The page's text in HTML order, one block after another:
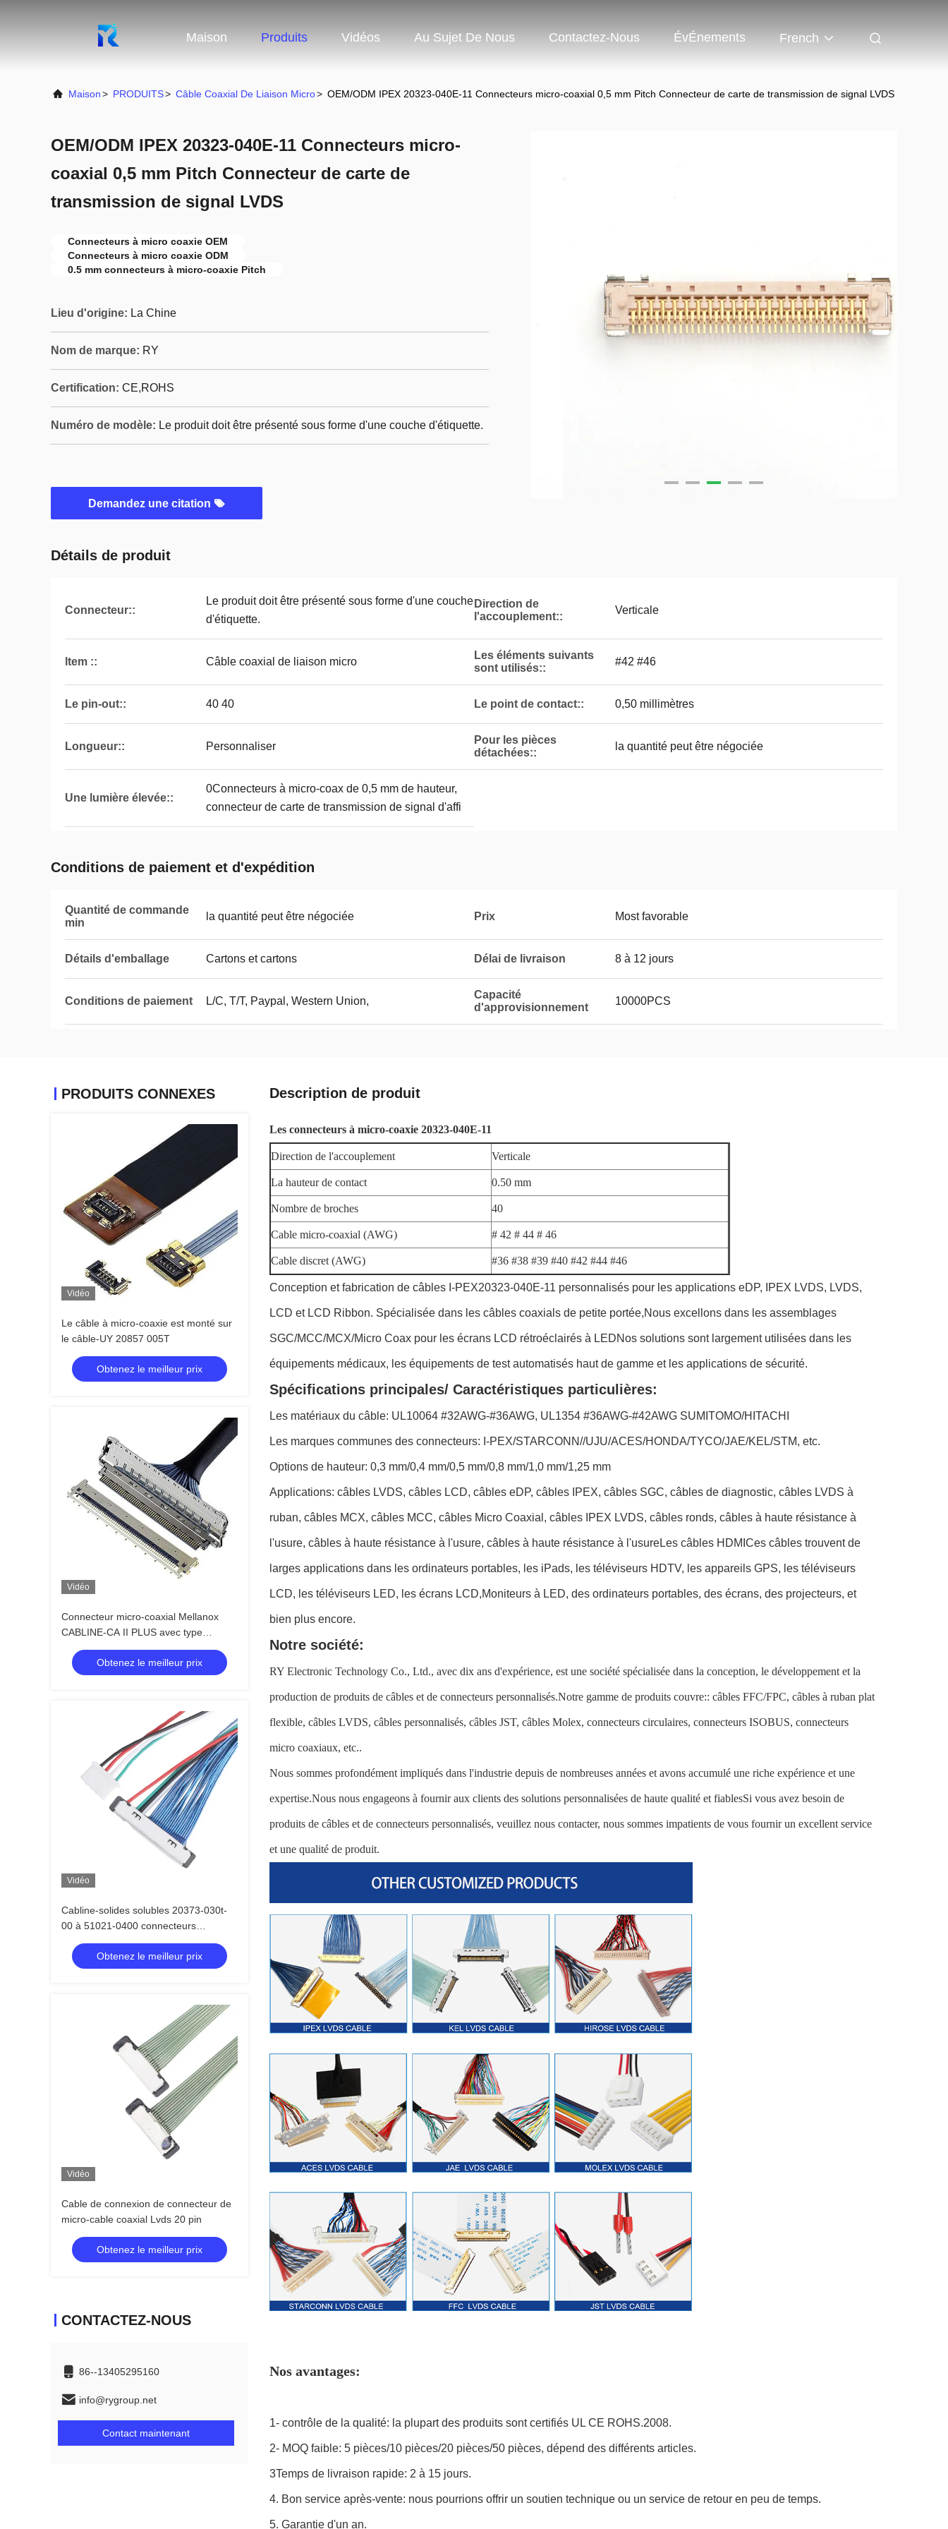
Maison Produits Vidéos Au Sujet De Nous Contactez-Nous ÉvÉnements French
Maison> PRODUITS> Câble Coaxial De Liaison Micro> OEM/ODM IPEX 20323-040E-11 Connecteurs micro-coaxial 0,5 mm Pitch Connecteur de carte de transmission de signal LVDS
OEM/ODM IPEX 20323-040E-11 Connecteurs micro-
coaxial 0,5 mm Pitch Connecteur de carte de
transmission de signal LVDS
Connecteurs à micro coaxie OEM
Connecteurs à micro coaxie ODM
0.5 mm connecteurs à micro-coaxie Pitch
Lieu d'origine: La Chine
Nom de marque: RY
Certification: CE,ROHS
Numéro de modèle: Le produit doit être présenté sous forme d'une couche d'étiquette.
Demandez une citation
Détails de produit
Connecteur::
Le produit doit être présenté sous forme d'une couche
d'étiquette.
Direction de
l'accouplement::
Verticale
ltem :: Câble coaxial de liaison micro
Les éléments suivants
sont utilisés::
#42 #46
Le pin-out:: 40 40 Le point de contact:: 0,50 millimètres
Longueur:: Personnaliser
Pour les pièces
détachées::
la quantité peut être négociée
Une lumière élevée::
0Connecteurs à micro-coax de 0,5 mm de hauteur,
connecteur de carte de transmission de signal d'affi
Conditions de paiement et d'expédition
Quantité de commande
min
la quantité peut être négociée Prix Most favorable
Détails d'emballage Cartons et cartons Délai de livraison 8 à 12 jours
Conditions de paiement L/C, T/T, Paypal, Western Union,
Capacité
d'approvisionnement
10000PCS
PRODUITS CONNEXES
Vidéo
Le câble à micro-coaxie est monté sur
le câble-UY 20857 005T
Obtenez le meilleur prix
Vidéo
Connecteur micro-coaxial Mellanox
CABLINE-CA II PLUS avec type
d'accouplement horizontal, hauteur de
contact de 0,4 mm, 20680 20788
20789 20790
Obtenez le meilleur prix
Vidéo
Cabline-solides solubles 20373-030t-
00 à 51021-0400 connecteurs
coaxiaux micro de logement
d'AssembléeObtenez le meilleur prix
Vidéo
Cable de connexion de connecteur de
micro-cable coaxial Lvds 20 pin
Obtenez le meilleur prix
CONTACTEZ-NOUS
86--13405295160
info@rygroup.net
Contact maintenant
Description de produit
Les connecteurs à micro-coaxie 20323-040E-11
Direction de l'accouplement Verticale
La hauteur de contact 0.50 mm
Nombre de broches 40
Cable micro-coaxial (AWG) # 42 # 44 # 46
Cable discret (AWG) #36 #38 #39 #40 #42 #44 #46
Conception et fabrication de câbles I-PEX20323-040E-11 personnalisés pour les applications eDP, IPEX LVDS, LVDS,
LCD et LCD Ribbon. Spécialisée dans les câbles coaxials de petite portée,Nous excellons dans les assemblages
SGC/MCC/MCX/Micro Coax pour les écrans LCD rétroéclairés à LEDNos solutions sont largement utilisées dans les
équipements médicaux, les équipements de test automatisés haut de gamme et les applications de sécurité.
Spécifications principales/ Caractéristiques particulières:
Les matériaux du câble: UL10064 #32AWG-#36AWG, UL1354 #36AWG-#42AWG SUMITOMO/HITACHI
Les marques communes des connecteurs: I-PEX/STARCONN//UJU/ACES/HONDA/TYCO/JAE/KEL/STM, etc.
Options de hauteur: 0,3 mm/0,4 mm/0,5 mm/0,8 mm/1,0 mm/1,25 mm
Applications: câbles LVDS, câbles LCD, câbles eDP, câbles IPEX, câbles SGC, câbles de diagnostic, câbles LVDS à
ruban, câbles MCX, câbles MCC, câbles Micro Coaxial, câbles IPEX LVDS, câbles ronds, câbles à haute résistance à
l'usure, câbles à haute résistance à l'usure, câbles à haute résistance à l'usureLes câbles HDMICes câbles trouvent de
larges applications dans les ordinateurs portables, les iPads, les téléviseurs HDTV, les appareils GPS, les téléviseurs
LCD, les téléviseurs LED, les écrans LCD,Moniteurs à LED, des ordinateurs portables, des écrans, des projecteurs, et
bien plus encore.
Notre société:
RY Electronic Technology Co., Ltd., avec dix ans d'expérience, est une société spécialisée dans la conception, le développement et la
production de produits de câbles et de connecteurs personnalisés.Notre gamme de produits couvre:: câbles FFC/FPC, câbles à ruban plat
flexible, câbles LVDS, câbles personnalisés, câbles JST, câbles Molex, connecteurs circulaires, connecteurs ISOBUS, connecteurs
micro coaxiaux, etc..
Nous sommes profondément impliqués dans l'industrie depuis de nombreuses années et avons accumulé une riche expérience et une
expertise.Nous nous engageons à fournir aux clients des solutions personnalisées de haute qualité et fiablesSi vous avez besoin de
produits de câbles et de connecteurs personnalisés, veuillez nous contacter, nous sommes impatients de vous fournir un excellent service
et une qualité de produit.
Nos avantages:
1- contrôle de la qualité: la plupart des produits sont certifiés UL CE ROHS.2008.
2- MOQ faible: 5 pièces/10 pièces/20 pièces/50 pièces, dépend des différents articles.
3Temps de livraison rapide: 2 à 15 jours.
4. Bon service après-vente: nous pourrions offrir un soutien technique ou un service de retour en peu de temps.
5. Garantie d'un an.